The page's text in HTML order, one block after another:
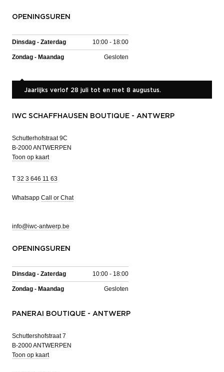
OPENINGSUREN
Dinsdag - Zaterdag 10:00 - 18:00
Zondag - Maandag Gesloten
Jaarlijks verlof 28 juli tot en met 8 augustus.
IWC SCHAFFHAUSEN BOUTIQUE - ANTWERP
Schutterhofstraat 9C
B-2000 ANTWERPEN
Toon op kaart
T 32 3 646 11 63
Whatsapp Call or Chat
info@iwc-antwerp.be
OPENINGSUREN
Dinsdag - Zaterdag 10:00 - 18:00
Zondag - Maandag Gesloten
PANERAI BOUTIQUE - ANTWERP
Schuttershofstraat 7
B-2000 ANTWERPEN
Toon op kaart